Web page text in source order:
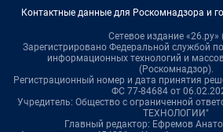
Контактные данные для Роскомнадзора и
Сетевое издание «26.ру»
Зарегистрировано Федеральной службой
информационных технологий и
(Роскомнадзор).
Регистрационный номер и дата принятия
ФС 77-84684 от
Учредитель: Общество с ограниченной
ТЕХНОЛОГИИ"
Главный редактор: Ефремов